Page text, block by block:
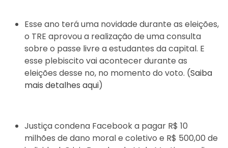
Esse ano terá uma novidade durante as eleições,
o TRE aprovou a realização de uma consulta
sobre o passe livre a estudantes da capital. E
esse plebiscito vai acontecer durante as
eleições desse no, no momento do voto. (Saiba
mais detalhes aqui)
Justiça condena Facebook a pagar R$ 10
milhões de dano moral e coletivo e R$ 500,00 de